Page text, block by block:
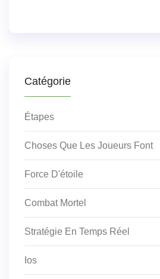
Catégorie
Étapes
Choses Que Les Joueurs Font
Force D'étoile
Combat Mortel
Stratégie En Temps Réel
Ios